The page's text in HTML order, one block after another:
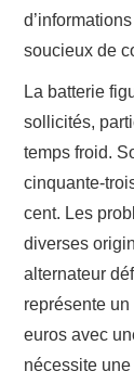
soucieux de
La batterie
sollicités,
temps froid.
cinquante-
cent. Les
diverses
alternateur
représente
euros avec
nécessite